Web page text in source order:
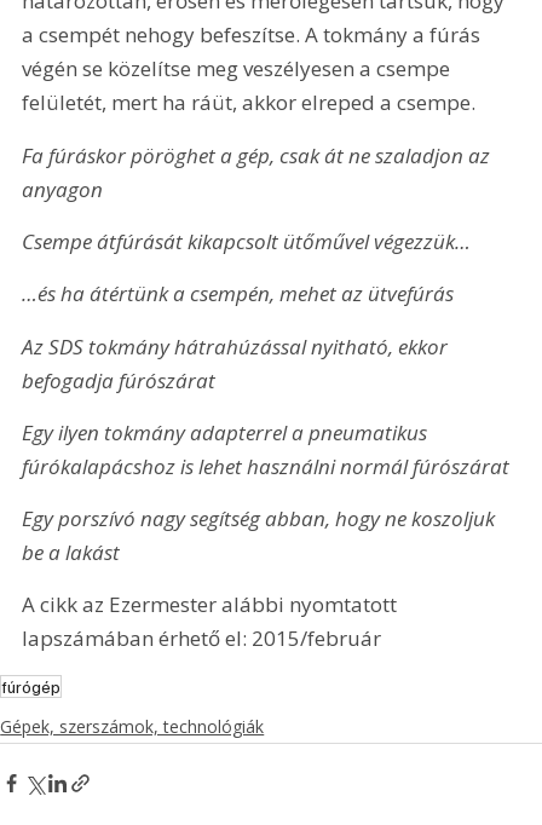
a csempét nehogy befeszítse. A tokmány a fúrás
végén se közelítse meg veszélyesen a csempe
felületét, mert ha ráüt, akkor elreped a csempe.
Fa fúráskor pöröghet a gép, csak át ne szaladjon az
anyagon
Csempe átfúrását kikapcsolt ütőművel végezzük…
…és ha átértünk a csempén, mehet az ütvefúrás
Az SDS tokmány hátrahúzással nyitható, ekkor
befogadja fúrószárat
Egy ilyen tokmány adapterrel a pneumatikus
fúrókalapácshoz is lehet használni normál fúrószárat
Egy porszívó nagy segítség abban, hogy ne koszoljuk
be a lakást
A cikk az Ezermester alábbi nyomtatott
lapszámában érhető el: 2015/február
fúrógép
Gépek, szerszámok, technológiák